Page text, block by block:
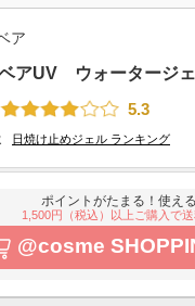
ア
アUV ウォータージ
5.3
日焼け止めジェル ランキング
ポイントがたまる！使える
1,500円（税込）以上ご購入で
@cosme